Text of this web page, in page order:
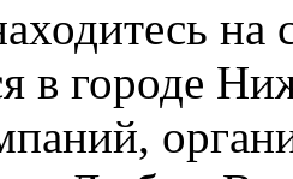
на
в городе